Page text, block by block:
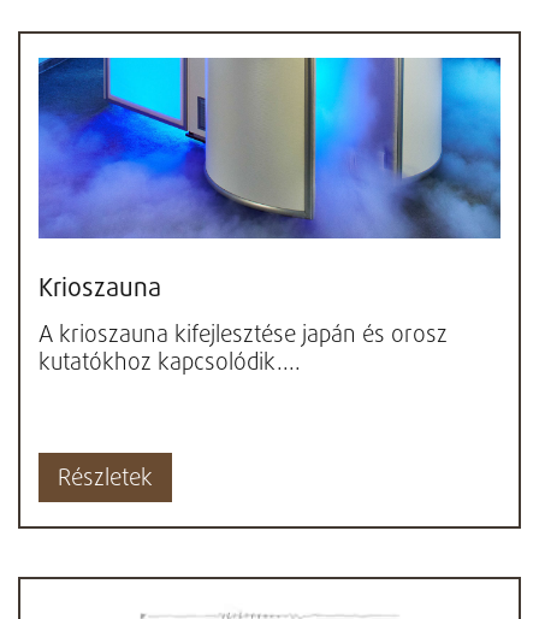
Krioszauna
A krioszauna kifejlesztése japán és orosz
kutatókhoz kapcsolódik....
Részletek